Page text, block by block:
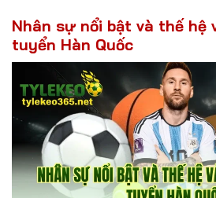
Nhân sự nổi bật và thế hệ
tuyển Hàn Quốc